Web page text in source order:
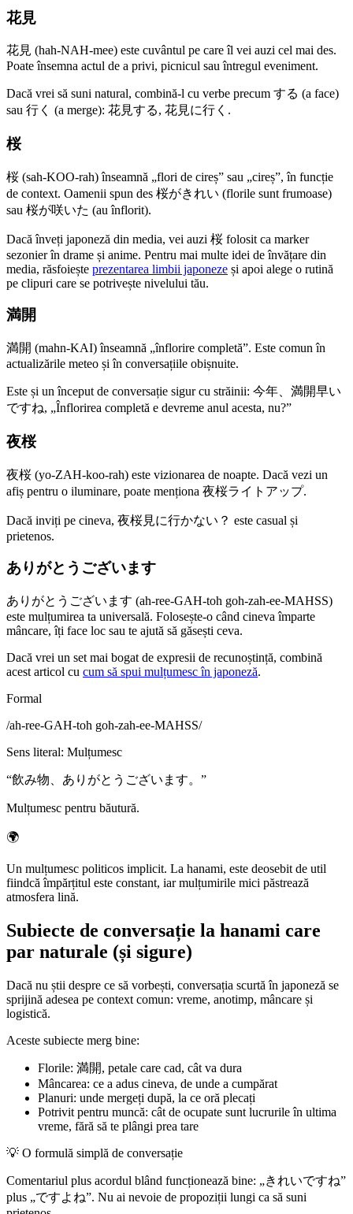
花見
花見 (hah-NAH-mee) este cuvântul pe care îl vei auzi cel mai des.
Poate însemna actul de a privi, picnicul sau întregul eveniment.
Dacă vrei să suni natural, combină-l cu verbe precum する (a face)
sau 行く (a merge): 花見する, 花見に行く.
桜
桜 (sah-KOO-rah) înseamnă „flori de cireș” sau „cireș”, în funcție
de context. Oamenii spun des 桜がきれい (florile sunt frumoase)
sau 桜が咲いた (au înflorit).
Dacă înveți japoneză din media, vei auzi 桜 folosit ca marker
sezonier în drame și anime. Pentru mai multe idei de învățare din
media, răsfoiește prezentarea limbii japoneze și apoi alege o rutină
pe clipuri care se potrivește nivelului tău.
満開
満開 (mahn-KAI) înseamnă „înflorire completă”. Este comun în
actualizările meteo și în conversațiile obișnuite.
Este și un început de conversație sigur cu străinii: 今年、満開早い
ですね, „Înflorirea completă e devreme anul acesta, nu?”
夜桜
夜桜 (yo-ZAH-koo-rah) este vizionarea de noapte. Dacă vezi un
afiș pentru o iluminare, poate menționa 夜桜ライトアップ.
Dacă inviți pe cineva, 夜桜見に行かない？ este casual și
prietenos.
ありがとうございます
ありがとうございます (ah-ree-GAH-toh goh-zah-ee-MAHSS)
este mulțumirea ta universală. Folosește-o când cineva împarte
mâncare, îți face loc sau te ajută să găsești ceva.
Dacă vrei un set mai bogat de expresii de recunoștință, combină
acest articol cu cum să spui mulțumesc în japoneză.
Formal
/ah-ree-GAH-toh goh-zah-ee-MAHSS/
Sens literal: Mulțumesc
“飲み物、ありがとうございます。 ”
Mulțumesc pentru băutură.
🌍
Un mulțumesc politicos implicit. La hanami, este deosebit de util
fiindcă împărțitul este constant, iar mulțumirile mici păstrează
atmosfera lină.
Subiecte de conversație la hanami care
par naturale (și sigure)
Dacă nu știi despre ce să vorbești, conversația scurtă în japoneză se
sprijină adesea pe context comun: vreme, anotimp, mâncare și
logistică.
Aceste subiecte merg bine:
Florile: 満開, petale care cad, cât va dura
Mâncarea: ce a adus cineva, de unde a cumpărat
Planuri: unde mergeți după, la ce oră plecați
Potrivit pentru muncă: cât de ocupate sunt lucrurile în ultima
vreme, fără să te plângi prea tare
💡 O formulă simplă de conversație
Comentariul plus acordul blând funcționează bine: „きれいですね”
plus „ですよね”. Nu ai nevoie de propoziții lungi ca să suni